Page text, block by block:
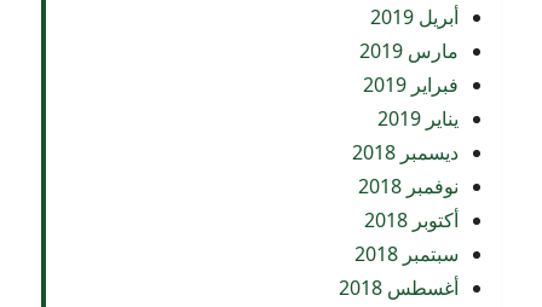
أبريل 2019
مارس 2019
فبراير 2019
يناير 2019
ديسمبر 2018
نوفمبر 2018
أكتوبر 2018
سبتمبر 2018
أغسطس 2018